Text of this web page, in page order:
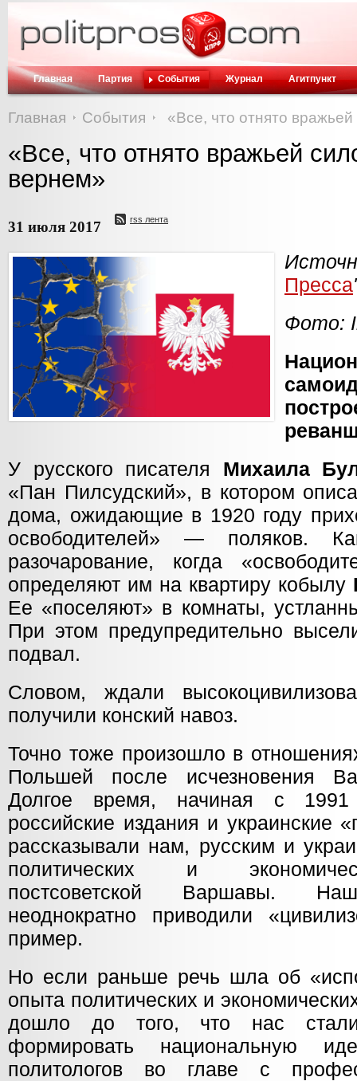
Главная Партия События Журнал Агитпункт
Главная События «Все, что отнято
«Все, что отнято вражьей
вернем»
31 июля 2017 rss лента
Пресса
Фото:
У русского писателя Михаила
«Пан Пилсудский», в котором
дома, ожидающие в 1920 году
освободителей» — поляков.
разочарование, когда
определяют им на квартиру кобылу
Ее «поселяют» в комнаты,
При этом предупредительно
подвал.
Словом, ждали
получили конский навоз.
Точно тоже произошло в
Польшей после исчезновения
Долгое время, начиная с 1991
российские издания и украинские
рассказывали нам, русским и
политических и
постсоветской Варшавы.
неоднократно приводили
пример.
Но если раньше речь шла об
опыта политических и
дошло до того, что нас
формировать национальную
политологов во главе с